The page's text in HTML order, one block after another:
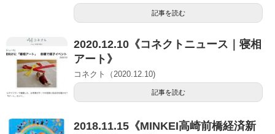
記事を読む
2020.12.10《コネクトニュース｜寝相
アート》
コネクト（2020.12.10)
記事を読む
2018.11.15《MINKEI高崎前橋経済新